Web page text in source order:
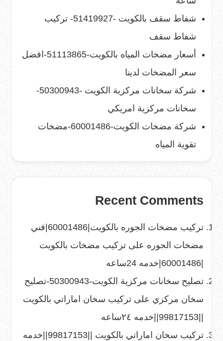
شفاط سقف بالكويت -51419927- تركيب
شفاط سقف
أسعار مضخات المياه بالكويت-51113865-افضل
سعر المضخات لدينا
شركة سخانات مركزية الكويت -50300943-
سخانات مركزية امريكي
شركة مضخات الكويت-60001486-مضخات
تقوية المياه
Recent Comments
تركيب مضخات الجوره بالكويت|60001486|فني
مضخات الجوره على تركيب مضخات بالكويت
تصليح سخانات مركزية الكويت-50300943-تصليح
سخان مركزي على تركيب سخان اماراتي بالكويت
تركيب سخان اماراتي بالكويت ||99817153||خدمه